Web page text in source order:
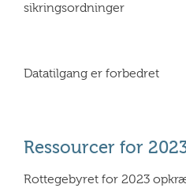
sikringsordninger
Datatilgang er forbedret
Ressourcer for
Rottegebyret for 2023